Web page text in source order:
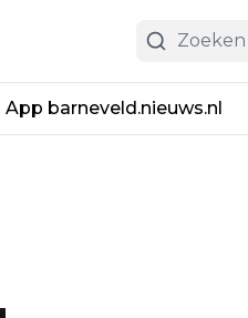
App barneveld.nieuws.nl